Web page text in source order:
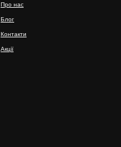
Про нас
Блог
Контакти
Акції